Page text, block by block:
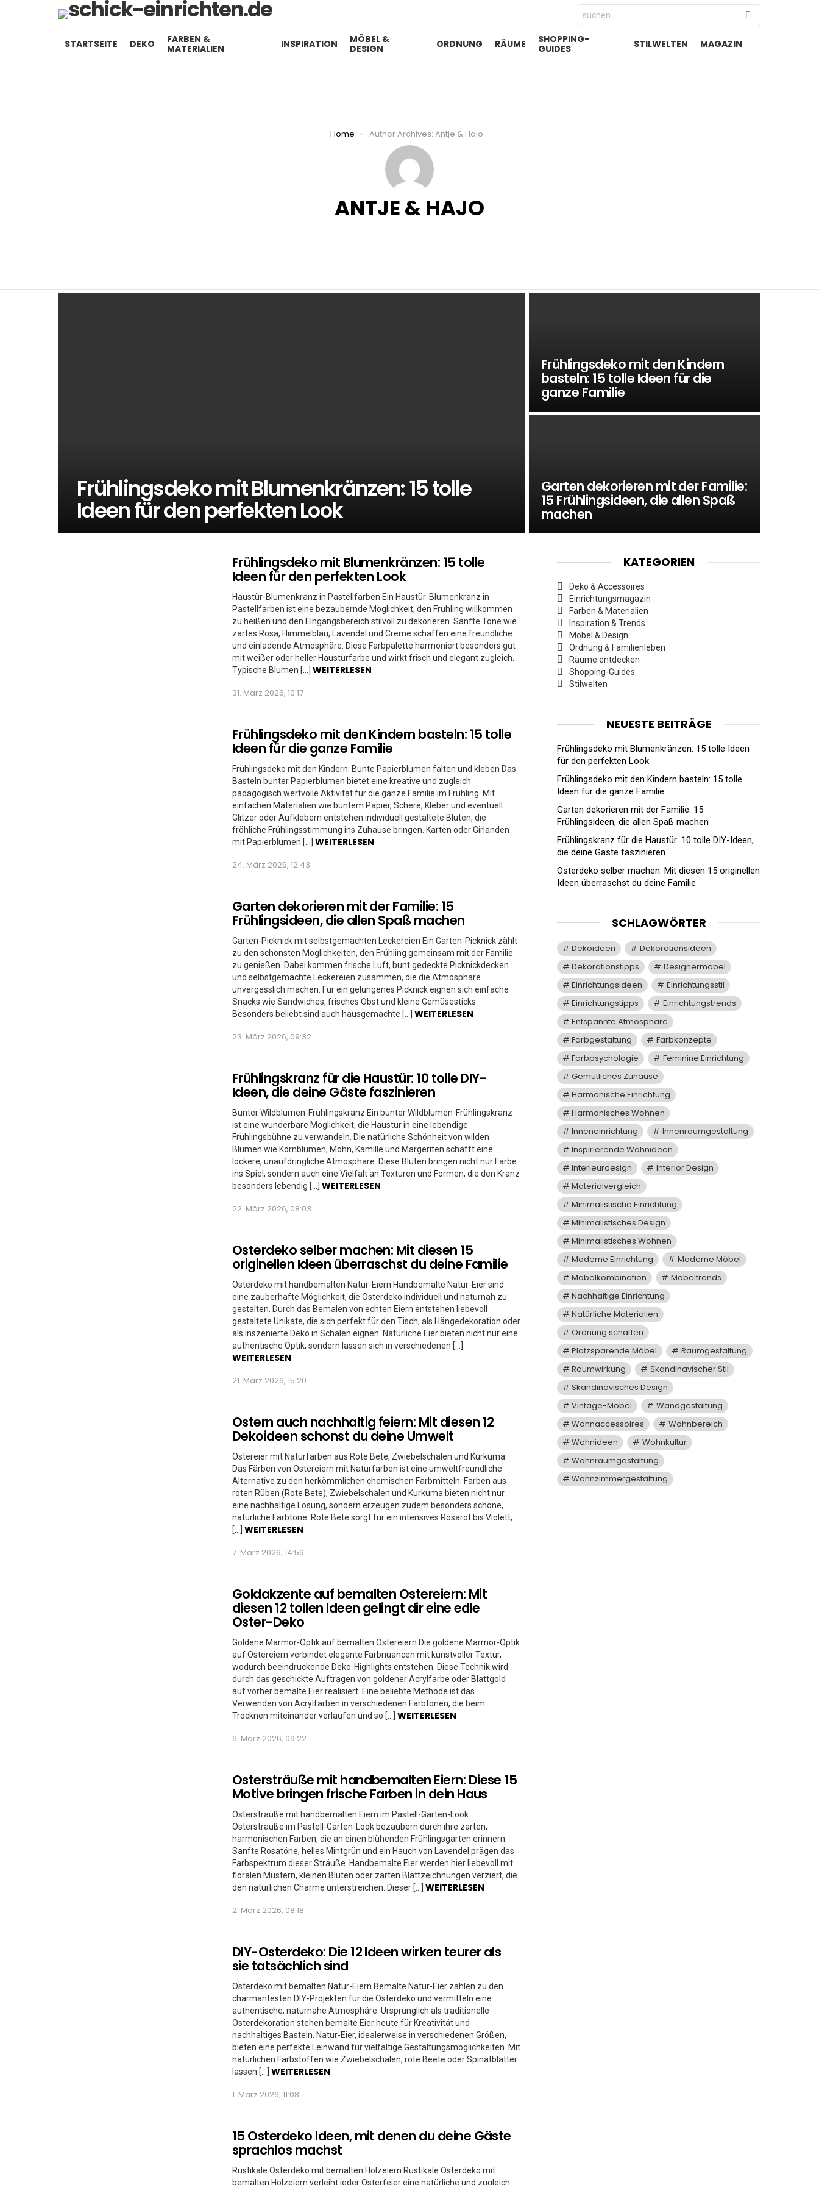
Search
for:
STARTSEITE DEKO
FARBEN &
MATERIALIEN
INSPIRATION
MÖBEL &
DESIGN
ORDNUNG RÄUME
SHOPPING-
GUIDES
STILWELTEN MAGAZIN
Home Author Archives: Antje & Hajo
ANTJE & HAJO
LATEST
Frühlingsdeko mit Blumenkränzen: 15 tolle
Ideen für den perfekten Look
Frühlingsdeko mit den Kindern
basteln: 15 tolle Ideen für die
ganze Familie
Garten dekorieren mit der Familie:
15 Frühlingsideen, die allen Spaß
machen
Frühlingsdeko mit Blumenkränzen: 15 tolle
Ideen für den perfekten Look
Haustür-Blumenkranz in Pastellfarben Ein Haustür-Blumenkranz in
Pastellfarben ist eine bezaubernde Möglichkeit, den Frühling willkommen
zu heißen und den Eingangsbereich stilvoll zu dekorieren. Sanfte Töne wie
zartes Rosa, Himmelblau, Lavendel und Creme schaffen eine freundliche
und einladende Atmosphäre. Diese Farbpalette harmoniert besonders gut
mit weißer oder heller Haustürfarbe und wirkt frisch und elegant zugleich.
Typische Blumen […] WEITERLESEN
31. März 2026, 10:17
Frühlingsdeko mit den Kindern basteln: 15 tolle
Ideen für die ganze Familie
Frühlingsdeko mit den Kindern: Bunte Papierblumen falten und kleben Das
Basteln bunter Papierblumen bietet eine kreative und zugleich
pädagogisch wertvolle Aktivität für die ganze Familie im Frühling. Mit
einfachen Materialien wie buntem Papier, Schere, Kleber und eventuell
Glitzer oder Aufklebern entstehen individuell gestaltete Blüten, die
fröhliche Frühlingsstimmung ins Zuhause bringen. Karten oder Girlanden
mit Papierblumen […] WEITERLESEN
24. März 2026, 12:43
Garten dekorieren mit der Familie: 15
Frühlingsideen, die allen Spaß machen
Garten-Picknick mit selbstgemachten Leckereien Ein Garten-Picknick zählt
zu den schönsten Möglichkeiten, den Frühling gemeinsam mit der Familie
zu genießen. Dabei kommen frische Luft, bunt gedeckte Picknickdecken
und selbstgemachte Leckereien zusammen, die die Atmosphäre
unvergesslich machen. Für ein gelungenes Picknick eignen sich einfache
Snacks wie Sandwiches, frisches Obst und kleine Gemüsesticks.
Besonders beliebt sind auch hausgemachte […] WEITERLESEN
23. März 2026, 09:32
Frühlingskranz für die Haustür: 10 tolle DIY-
Ideen, die deine Gäste faszinieren
Bunter Wildblumen-Frühlingskranz Ein bunter Wildblumen-Frühlingskranz
ist eine wunderbare Möglichkeit, die Haustür in eine lebendige
Frühlingsbühne zu verwandeln. Die natürliche Schönheit von wilden
Blumen wie Kornblumen, Mohn, Kamille und Margeriten schafft eine
lockere, unaufdringliche Atmosphäre. Diese Blüten bringen nicht nur Farbe
ins Spiel, sondern auch eine Vielfalt an Texturen und Formen, die den Kranz
besonders lebendig […] WEITERLESEN
22. März 2026, 08:03
Osterdeko selber machen: Mit diesen 15
originellen Ideen überraschst du deine Familie
Osterdeko mit handbemalten Natur-Eiern Handbemalte Natur-Eier sind
eine zauberhafte Möglichkeit, die Osterdeko individuell und naturnah zu
gestalten. Durch das Bemalen von echten Eiern entstehen liebevoll
gestaltete Unikate, die sich perfekt für den Tisch, als Hängedekoration oder
als inszenierte Deko in Schalen eignen. Natürliche Eier bieten nicht nur eine
authentische Optik, sondern lassen sich in verschiedenen […]
WEITERLESEN
21. März 2026, 15:20
Ostern auch nachhaltig feiern: Mit diesen 12
Dekoideen schonst du deine Umwelt
Ostereier mit Naturfarben aus Rote Bete, Zwiebelschalen und Kurkuma
Das Färben von Ostereiern mit Naturfarben ist eine umweltfreundliche
Alternative zu den herkömmlichen chemischen Farbmitteln. Farben aus
roten Rüben (Rote Bete), Zwiebelschalen und Kurkuma bieten nicht nur
eine nachhaltige Lösung, sondern erzeugen zudem besonders schöne,
natürliche Farbtöne. Rote Bete sorgt für ein intensives Rosarot bis Violett,
[…] WEITERLESEN
7. März 2026, 14:59
Goldakzente auf bemalten Ostereiern: Mit
diesen 12 tollen Ideen gelingt dir eine edle
Oster-Deko
Goldene Marmor-Optik auf bemalten Ostereiern Die goldene Marmor-Optik
auf Ostereiern verbindet elegante Farbnuancen mit kunstvoller Textur,
wodurch beeindruckende Deko-Highlights entstehen. Diese Technik wird
durch das geschickte Auftragen von goldener Acrylfarbe oder Blattgold
auf vorher bemalte Eier realisiert. Eine beliebte Methode ist das
Verwenden von Acrylfarben in verschiedenen Farbtönen, die beim
Trocknen miteinander verlaufen und so […] WEITERLESEN
6. März 2026, 09:22
Ostersträuße mit handbemalten Eiern: Diese 15
Motive bringen frische Farben in dein Haus
Ostersträuße mit handbemalten Eiern im Pastell-Garten-Look
Ostersträuße im Pastell-Garten-Look bezaubern durch ihre zarten,
harmonischen Farben, die an einen blühenden Frühlingsgarten erinnern.
Sanfte Rosatöne, helles Mintgrün und ein Hauch von Lavendel prägen das
Farbspektrum dieser Sträuße. Handbemalte Eier werden hier liebevoll mit
floralen Mustern, kleinen Blüten oder zarten Blattzeichnungen verziert, die
den natürlichen Charme unterstreichen. Dieser […] WEITERLESEN
2. März 2026, 08:18
DIY-Osterdeko: Die 12 Ideen wirken teurer als
sie tatsächlich sind
Osterdeko mit bemalten Natur-Eiern Bemalte Natur-Eier zählen zu den
charmantesten DIY-Projekten für die Osterdeko und vermitteln eine
authentische, naturnahe Atmosphäre. Ursprünglich als traditionelle
Osterdekoration stehen bemalte Eier heute für Kreativität und
nachhaltiges Basteln. Natur-Eier, idealerweise in verschiedenen Größen,
bieten eine perfekte Leinwand für vielfältige Gestaltungsmöglichkeiten. Mit
natürlichen Farbstoffen wie Zwiebelschalen, rote Beete oder Spinatblätter
lassen […] WEITERLESEN
1. März 2026, 11:08
15 Osterdeko Ideen, mit denen du deine Gäste
sprachlos machst
Rustikale Osterdeko mit bemalten Holzeiern Rustikale Osterdeko mit
bemalten Holzeiern verleiht jeder Osterfeier eine natürliche und zugleich
KATEGORIEN
Deko & Accessoires
Einrichtungsmagazin
Farben & Materialien
Inspiration & Trends
Möbel & Design
Ordnung & Familienleben
Räume entdecken
Shopping-Guides
Stilwelten
NEUESTE BEITRÄGE
Frühlingsdeko mit Blumenkränzen: 15 tolle Ideen
für den perfekten Look
Frühlingsdeko mit den Kindern basteln: 15 tolle
Ideen für die ganze Familie
Garten dekorieren mit der Familie: 15
Frühlingsideen, die allen Spaß machen
Frühlingskranz für die Haustür: 10 tolle DIY-Ideen,
die deine Gäste faszinieren
Osterdeko selber machen: Mit diesen 15 originellen
Ideen überraschst du deine Familie
SCHLAGWÖRTER
Dekoideen
Dekorationsideen
Dekorationstipps
Designermöbel
Einrichtungsideen
Einrichtungsstil
Einrichtungstipps
Einrichtungstrends
Entspannte Atmosphäre
Farbgestaltung
Farbkonzepte
Farbpsychologie
Feminine Einrichtung
Gemütliches Zuhause
Harmonische Einrichtung
Harmonisches Wohnen
Inneneinrichtung
Innenraumgestaltung
Inspirierende Wohnideen
Interieurdesign
Interior Design
Materialvergleich
Minimalistische Einrichtung
Minimalistisches Design
Minimalistisches Wohnen
Moderne Einrichtung
Moderne Möbel
Möbelkombination
Möbeltrends
Nachhaltige Einrichtung
Natürliche Materialien
Ordnung schaffen
Platzsparende Möbel
Raumgestaltung
Raumwirkung
Skandinavischer Stil
Skandinavisches Design
Vintage-Möbel
Wandgestaltung
Wohnaccessoires
Wohnbereich
Wohnideen
Wohnkultur
Wohnraumgestaltung
Wohnzimmergestaltung